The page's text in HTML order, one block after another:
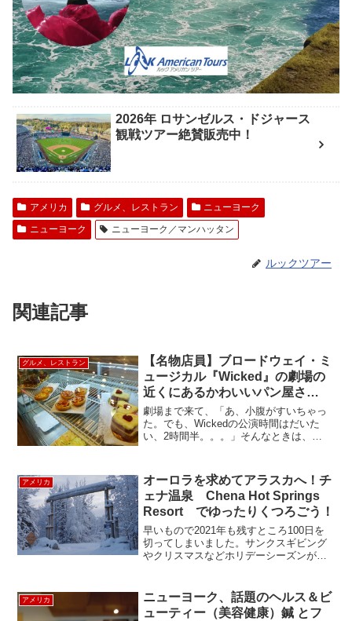
2026年 ロサンゼルス・ドジャース
観戦ツアー絶賛販売中！
アメリカ グルメ、レストラン
ニューヨーク
ニューヨーク
ニューヨーク／マンハッタン
ルックツアー
関連記事
グルメ、レストラン
【名物店員】ブロードウェイ・ミ
ュージカル『Wicked』の劇場の
近くにあるかわいいパン屋さ
ん？〜 Thalia kitchen
劇場まで来て、「あ、小腹がすいちゃっ
た。でも、Wickedの公演時間はだいた
い、2時間半。。。」そんなときは、
気軽にフレッシュで美味しいサン...
アメリカ
オーロラを求めてアラスカへ！チ
ェナ温泉 Chena Hot Springs
Resort でゆったりくつろごう！
早いもので2021年も残すところ100日を
切ってしまいました。サンクスギビング
やクリスマスなどホリデーシーズンが近
いぶ緩和され、少しづつWithコロナのニ
ューノーマルを...
アメリカ
ニューヨーク、話題のヘルス＆ビ
ューティー（美容健康）鍼 とフ